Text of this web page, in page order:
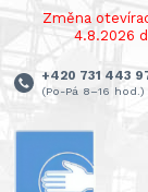
Změna
4.8.2026
+420 731 443
(Po-Pá 8–16 hod.)